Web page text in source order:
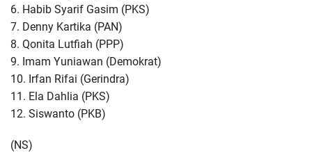
6. Habib Syarif Gasim (PKS)
7. Denny Kartika (PAN)
8. Qonita Lutfiah (PPP)
9. Imam Yuniawan (Demokrat)
10. Irfan Rifai (Gerindra)
11. Ela Dahlia (PKS)
12. Siswanto (PKB)
(NS)